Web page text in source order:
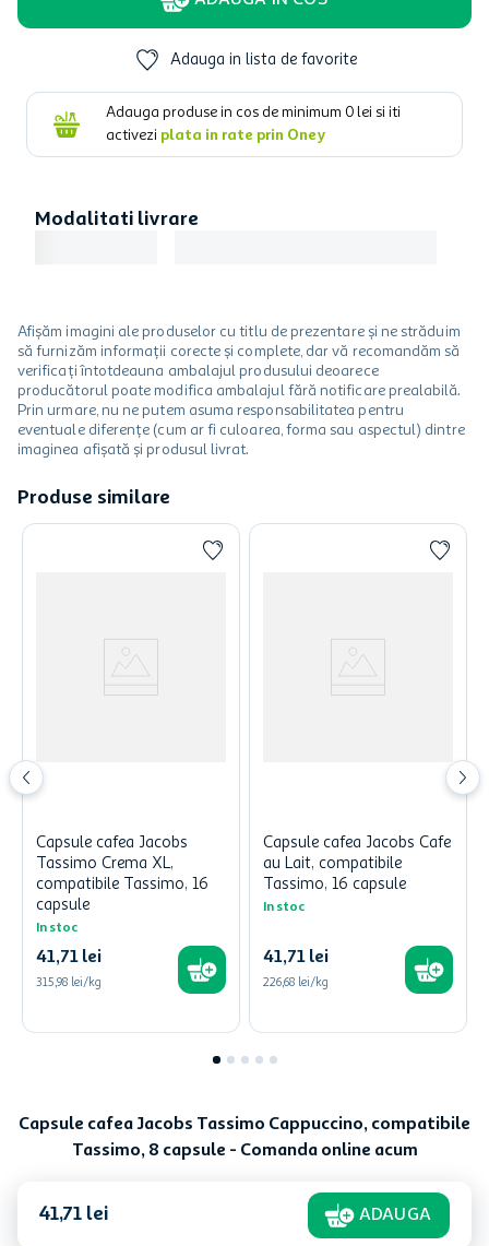
Adauga in lista de favorite
Adauga produse in cos de minimum 0 lei si iti
activezi plata in rate prin Oney
Modalitati livrare
Afișăm imagini ale produselor cu titlu de prezentare și ne străduim
să furnizăm informații corecte și complete, dar vă recomandăm să
verificați întotdeauna ambalajul produsului deoarece
producătorul poate modifica ambalajul fără notificare prealabilă.
Prin urmare, nu ne putem asuma responsabilitatea pentru
eventuale diferențe (cum ar fi culoarea, forma sau aspectul) dintre
imaginea afișată și produsul livrat.
Produse similare
Capsule cafea Jacobs
Tassimo Crema XL,
compatibile Tassimo, 16
capsule
In stoc
41,71 lei
315,98 lei/kg
Capsule cafea Jacobs Cafe
au Lait, compatibile
Tassimo, 16 capsule
In stoc
41,71 lei
226,68 lei/kg
Capsule cafea Jacobs Tassimo Cappuccino, compatibile
Tassimo, 8 capsule - Comanda online acum
41,71 lei ADAUGA